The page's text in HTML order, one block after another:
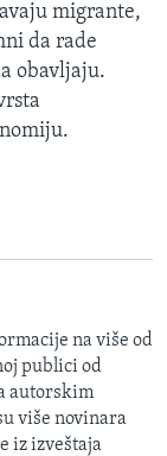
migrante,
da rade
obavljaju.
na više od
publici od
autorskim
više novinara
iz izveštaja